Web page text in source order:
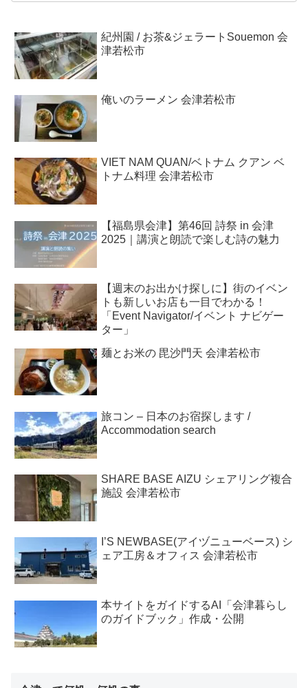
紀州園 / お茶&ジェラートSouemon 会
津若松市
俺いのラーメン 会津若松市
VIET NAM QUAN/ベトナム クアン ベ
トナム料理 会津若松市
【福島県会津】第46回 詩祭 in 会津
2025｜講演と朗読で楽しむ詩の魅力
【週末のお出かけ探しに】街のイベン
トも新しいお店も一目でわかる！
「Event Navigator/イベント ナビゲー
ター」
麺とお米の 毘沙門天 会津若松市
旅コン – 日本のお宿探します /
Accommodation search
SHARE BASE AIZU シェアリング複合
施設 会津若松市
I’S NEWBASE(アイヅニューベース) シ
ェア工房＆オフィス 会津若松市
本サイトをガイドするAI「会津暮らし
のガイドブック」作成・公開